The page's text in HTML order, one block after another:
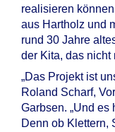
realisieren
aus Hartholz und
rund 30 Jahre
der Kita, das nicht
„Das Projekt ist
Roland Scharf,
Garbsen. „Und es
Denn ob Klettern,